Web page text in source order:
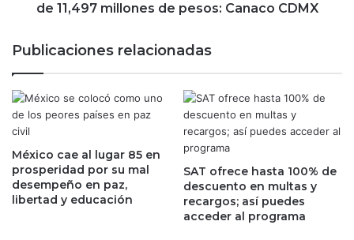
l
t
o
e
n
9
m
e
s
e
e
m
a
n
a
S
a
n
t
a
de 11,497 millones de pesos: Canaco CDMX
Publicaciones relacionadas
México cae al lugar 85 en
prosperidad por su mal
desempeño en paz,
libertad y educación
SAT ofrece hasta 100% de
descuento en multas y
recargos; así puedes
acceder al programa